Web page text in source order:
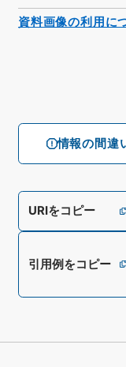
情報の間違
URIをコピー
引用例をコピー
資料画像の利用に